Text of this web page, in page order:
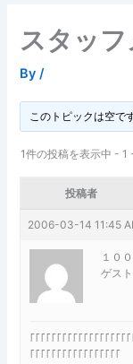
スタッ
By/
このトピックは空です
1件の投稿を表示中 - 1
投稿者
2006-03-14 11:45
１０
ゲスト
｢｢｢｢｢｢｢｢｢｢｢｢｢｢｢｢｢｢
｢｢｢｢｢｢｢｢｢｢｢｢｢｢｢｢｢